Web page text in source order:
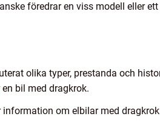
föredrar en viss modell eller
olika typer, prestanda och
bil med dragkrok.
om elbilar med